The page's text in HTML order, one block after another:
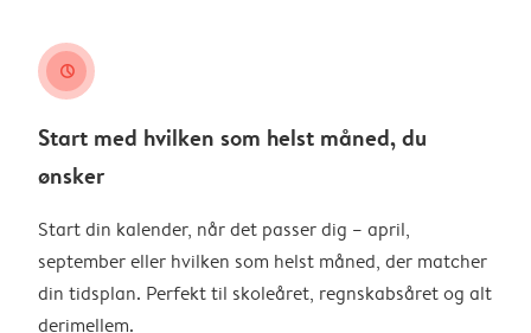
clock
Start med hvilken som helst måned, du
ønsker
Start din kalender, når det passer dig – april,
september eller hvilken som helst måned, der matcher
din tidsplan. Perfekt til skoleåret, regnskabsåret og alt
derimellem.